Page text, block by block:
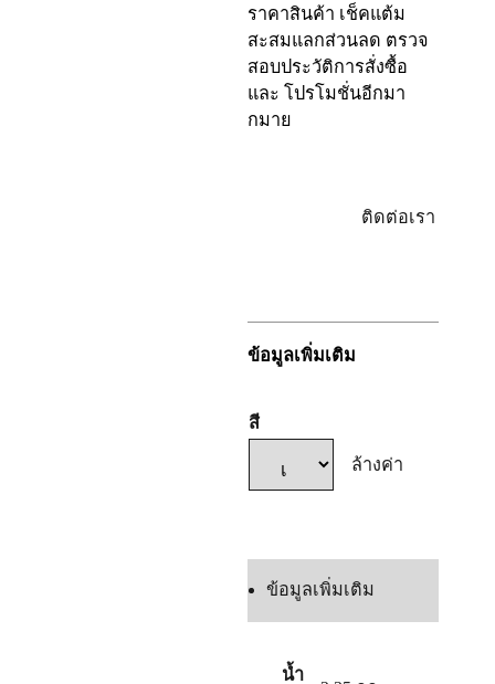
ราคาสินค้า เช็คแต้ม
สะสมแลกส่วนลด ตรวจ
สอบประวัติการสั่งซื้อ
และ โปรโมชั่นอีกมา
กมาย
ติดต่อเรา
ข้อมูลเพิ่มเติม
สี
ล้างค่า
ข้อมูลเพิ่มเติม
น้ำ